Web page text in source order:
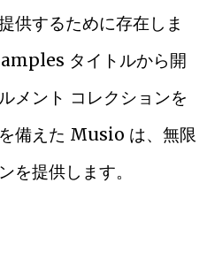
供するために存在しま
タイトルから開
メント コレクションを
備えた Musio は、無限
を提供します。